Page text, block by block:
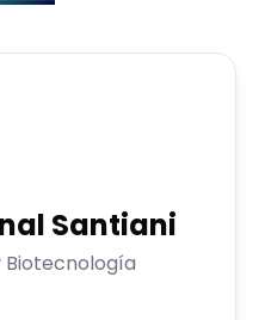
Santiani
Biotecnología